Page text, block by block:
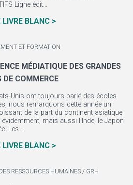
Ligne édit...
LIVRE BLANC >
ET FORMATION
MÉDIATIQUE DES GRANDES
DE COMMERCE
Unis ont toujours parlé des écoles
nous remarquons cette année un
de la part du continent asiatique
évidemment, mais aussi l'Inde, le Japon
Les ...
LIVRE BLANC >
RESSOURCES HUMAINES / GRH